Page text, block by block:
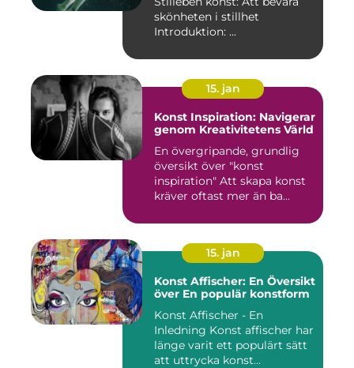
skönheten i stillhet
Introduktion: ...
15. jan
Konst Inspiration: Navigerar
genom Kreativitetens Värld
En övergripande, grundlig
översikt över "konst
inspiration" Att skapa konst
kräver oftast mer än ba...
15. jan
Konst Affischer: En Översikt
över En populär konstform
Konst Affischer - En
Inledning Konst affischer har
länge varit ett populärt sätt
att uttrycka konst...